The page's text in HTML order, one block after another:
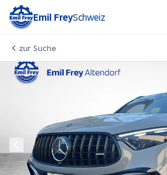
Emil FreySchweiz
zur Suche